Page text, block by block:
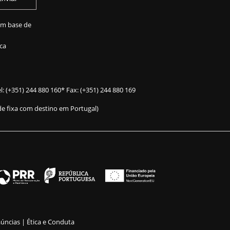
base de
(+351) 244 880 160* Fax: (+351) 244 880 169
fixa com destino em Portugal)
| Ética e Conduta